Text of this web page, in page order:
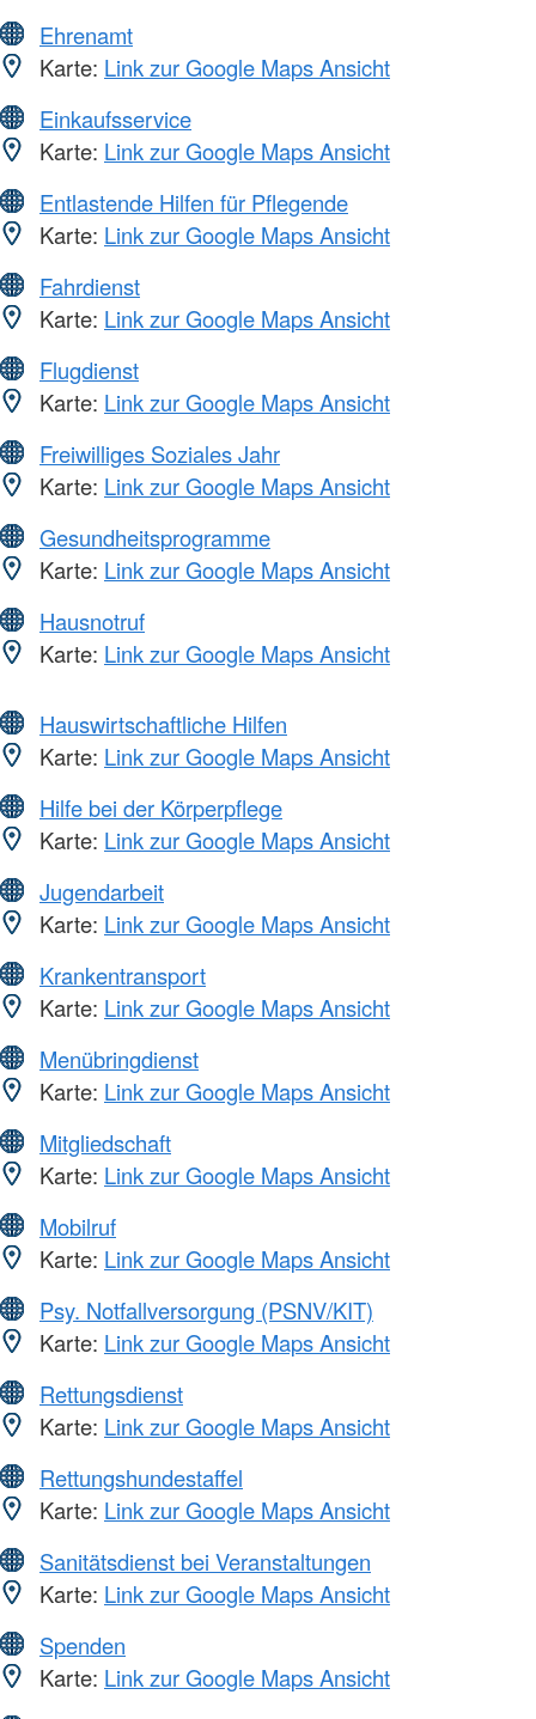
Ehrenamt
Karte: Link zur Google Maps Ansicht
Einkaufsservice
Karte: Link zur Google Maps Ansicht
Entlastende Hilfen für Pflegende
Karte: Link zur Google Maps Ansicht
Fahrdienst
Karte: Link zur Google Maps Ansicht
Flugdienst
Karte: Link zur Google Maps Ansicht
Freiwilliges Soziales Jahr
Karte: Link zur Google Maps Ansicht
Gesundheitsprogramme
Karte: Link zur Google Maps Ansicht
Hausnotruf
Karte: Link zur Google Maps Ansicht
Hauswirtschaftliche Hilfen
Karte: Link zur Google Maps Ansicht
Hilfe bei der Körperpflege
Karte: Link zur Google Maps Ansicht
Jugendarbeit
Karte: Link zur Google Maps Ansicht
Krankentransport
Karte: Link zur Google Maps Ansicht
Menübringdienst
Karte: Link zur Google Maps Ansicht
Mitgliedschaft
Karte: Link zur Google Maps Ansicht
Mobilruf
Karte: Link zur Google Maps Ansicht
Psy. Notfallversorgung (PSNV/KIT)
Karte: Link zur Google Maps Ansicht
Rettungsdienst
Karte: Link zur Google Maps Ansicht
Rettungshundestaffel
Karte: Link zur Google Maps Ansicht
Sanitätsdienst bei Veranstaltungen
Karte: Link zur Google Maps Ansicht
Spenden
Karte: Link zur Google Maps Ansicht